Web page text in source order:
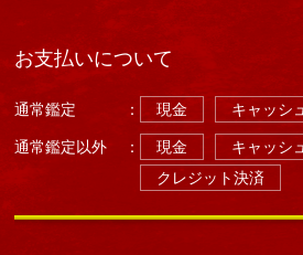
占
お支払いについて
通常鑑定 ： 現金 キャッシ
通常鑑定以外 ： 現金
キャッシ
クレジット決済